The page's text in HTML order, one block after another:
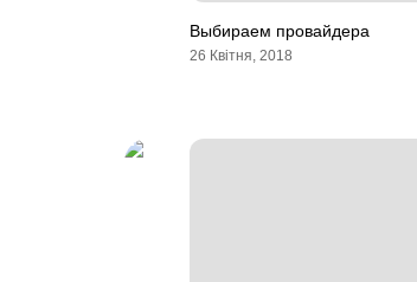
Выбираем провайдера
26 Квітня, 2018